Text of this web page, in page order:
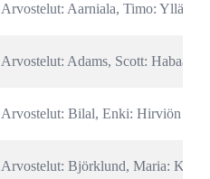
Arvostelut: Aarniala, Timo:
Arvostelut: Adams, Scott: Habaa
Arvostelut: Bilal, Enki: Hirviön uni.
Arvostelut: Björklund, Maria: